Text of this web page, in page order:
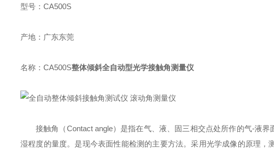
型号：CA500S
产地：广东东莞
名称：CA500S整体倾斜全自动型光学接触角测量仪
接触角（Contact angle）是指在气、液、固三相交点处所作的气-液
湿程度的量度。是现今表面性能检测的主要方法。采用光学成像的原理